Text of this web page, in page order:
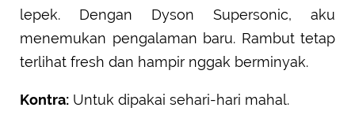
lepek. Dengan Dyson Supersonic, aku
menemukan pengalaman baru. Rambut tetap
terlihat fresh dan hampir nggak berminyak.
Kontra: Untuk dipakai sehari-hari mahal.